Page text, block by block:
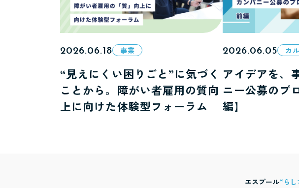
2026.06.18 事業
“見えにくい困りごと”に気づく
ことから。障がい者雇用の質向
上に向けた体験型フォーラム
2026.06.05 カ
アイデアを、
ニー公募のプ
編】
エスプール“らし